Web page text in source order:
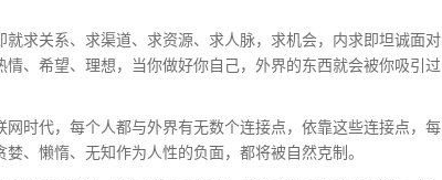
求关系、求渠道、求资源、求人脉，求机会，内求即坦诚面对
情、希望、理想，当你做好你自己，外界的东西就会被你吸引过
时代，每个人都与外界有无数个连接点，依靠这些连接点，每
、懒惰、无知作为人性的负面，都将被自然克制。